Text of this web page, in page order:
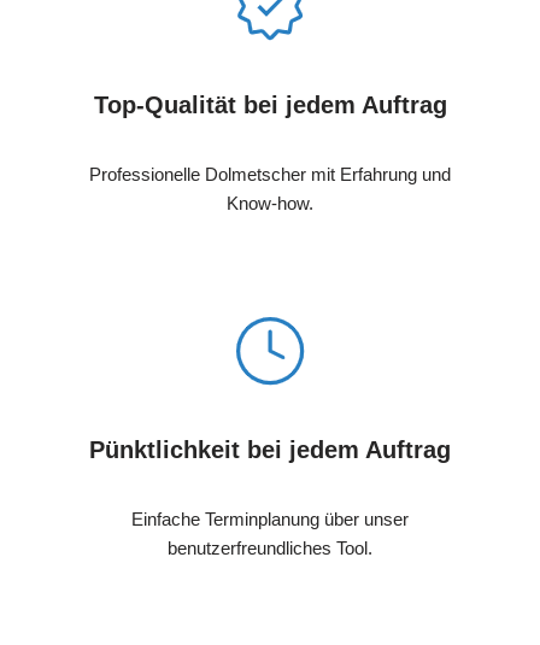
Top-Qualität bei jedem Auftrag
Professionelle Dolmetscher mit Erfahrung und
Know-how.
Pünktlichkeit bei jedem Auftrag
Einfache Terminplanung über unser
benutzerfreundliches Tool.